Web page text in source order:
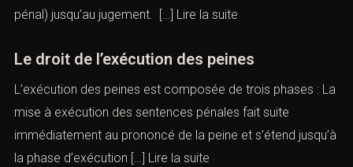
pénal) jusqu’au jugement. […] Lire la suite
Le droit de l’exécution des peines
L’exécution des peines est composée de trois phases : La
mise à exécution des sentences pénales fait suite
immédiatement au prononcé de la peine et s’étend jusqu’à
la phase d’exécution […] Lire la suite